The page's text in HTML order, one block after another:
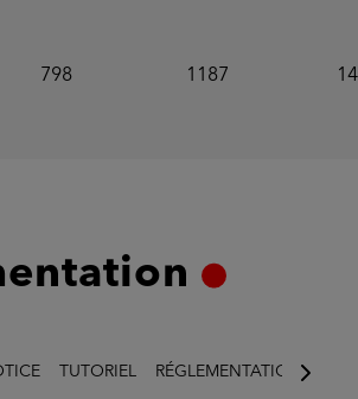
798 1187
TUTORIEL RÉGLEMENTATION